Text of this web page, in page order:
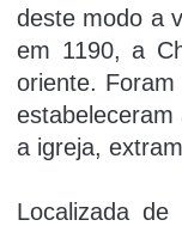
deste modo a
em 1190, a
oriente.
estabeleceram
a igreja,
Localizada